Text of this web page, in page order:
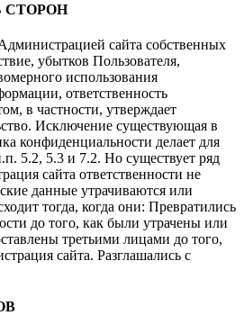
СТОРОН
сайта собственных
убытков Пользователя,
использования
ответственность
в частности, утверждает
Исключение существующая в
конфиденциальности делает для
5.2, 5.3 и 7.2. Но существует ряд
сайта ответственности не
данные утрачиваются или
тогда, когда они: Превратились
до того, как были утрачены или
третьими лицами до того,
сайта. Разглашались с